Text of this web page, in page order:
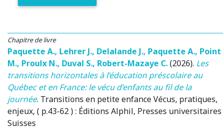
Chapitre de livre
Paquette A., Lehrer J., Delalande J., Paquette A., Point
M., Proulx N., Duval S., Robert-Mazaye C.(2026). Les
transitions horizontales à l’éducation préscolaire au
Québec et en France: le vécu d’enfants au fil de la
journée. Transitions en petite enfance Vécus, pratiques,
enjeux, ( p.43-62 ): Éditions Alphil, Presses universitaires
Suisses